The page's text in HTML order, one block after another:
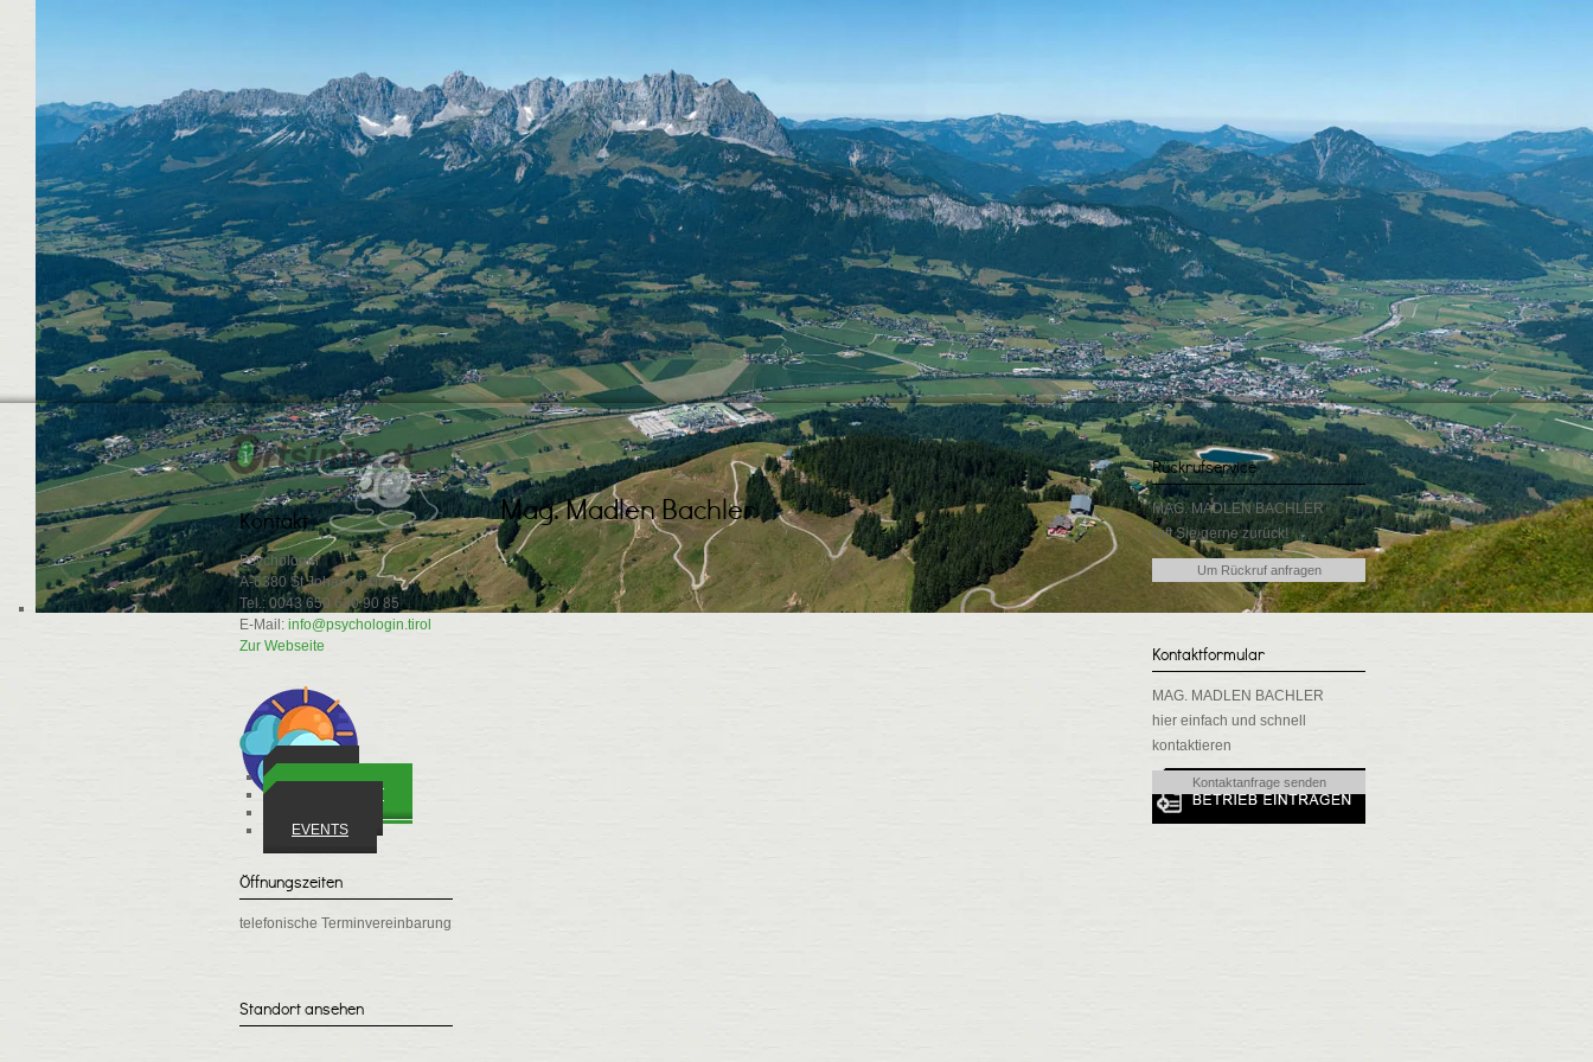
WIRTSCHAFT
EVENTS
Kontakt
Psychologin
A-6380 St.Johann i.Tirol
Tel.: 0043 650 630 90 85
E-Mail: info@psychologin.tirol
Zur Webseite
Öffnungszeiten
telefonische Terminvereinbarung
Standort ansehen
Mag. Madlen Bachler
Rückrufservice
MAG. MADLEN BACHLER
ruft Sie gerne zurück!
Um Rückruf anfragen
Kontaktformular
MAG. MADLEN BACHLER
hier einfach und schnell
kontaktieren
Kontaktanfrage senden